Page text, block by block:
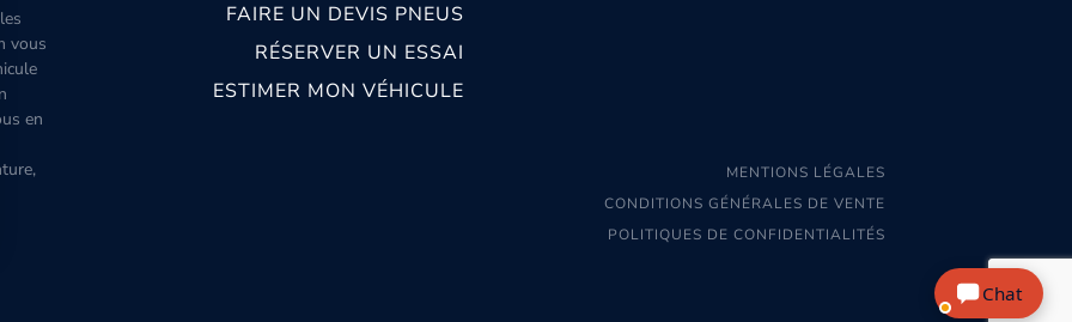
vous
en
FAIRE UN DEVIS PNEUS
RÉSERVER UN ESSAI
ESTIMER MON VÉHICULE
MENTIONS LÉGALES
CONDITIONS GÉNÉRALES DE VENTE
POLITIQUES DE CONFIDENTIALITÉS
Chat